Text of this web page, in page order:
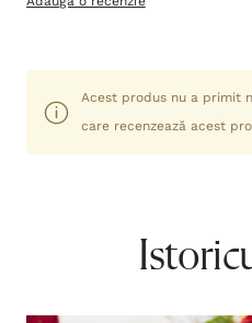
Acest produs nu a primit
care recenzează acest